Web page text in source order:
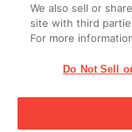
福井市中角町５２字１３９
このページの店舗から 3.8
江崎グリコ株式会社
We also sell or
site with third
For more
Do Not Sell